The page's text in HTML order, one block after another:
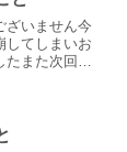
ざいません今
してしまいお
また次回を